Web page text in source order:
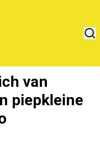
van
piepkleine